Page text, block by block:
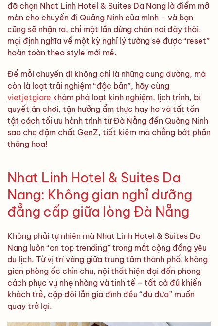
đã chọn Nhat Linh Hotel & Suites Da Nang là điểm mở
màn cho chuyến đi Quảng Ninh của mình – và bạn
cũng sẽ nhận ra, chỉ một lần dừng chân nơi đây thôi,
mọi định nghĩa về một kỳ nghỉ lý tưởng sẽ được “reset”
hoàn toàn theo style mới mẻ.
Để mỗi chuyến đi không chỉ là những cung đường, mà
còn là loạt trải nghiệm “độc bản”, hãy cùng
vietjetgiare khám phá loạt kinh nghiệm, lịch trình, bí
quyết ăn chơi, tận hưởng ẩm thực hay ho và tất tần
tật cách tối ưu hành trình từ Đà Nẵng đến Quảng Ninh
sao cho đậm chất GenZ, tiết kiệm mà chẳng bớt phần
thăng hoa!
Nhat Linh Hotel & Suites Da
Nang: Không gian nghỉ dưỡng
đẳng cấp giữa lòng Đà Nẵng
Không phải tự nhiên mà Nhat Linh Hotel & Suites Da
Nang luôn “on top trending” trong mắt cộng đồng yêu
du lịch. Từ vị trí vàng giữa trung tâm thành phố, không
gian phòng ốc chỉn chu, nội thất hiện đại đến phong
cách phục vụ nhẹ nhàng và tinh tế – tất cả đủ khiến
khách trẻ, cặp đôi lẫn gia đình đều “đu đưa” muốn
quay trở lại.